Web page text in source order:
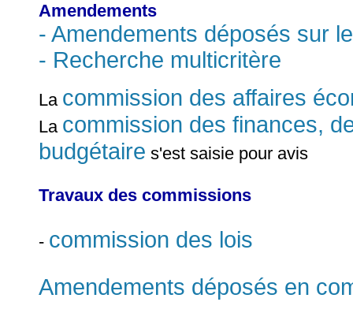
Amendements
- Amendements déposés sur
- Recherche multicritère
La commission des affaires
La commission des finances,
budgétaire s'est saisie pour avis
Travaux des commissions
- commission des lois
Amendements déposés en